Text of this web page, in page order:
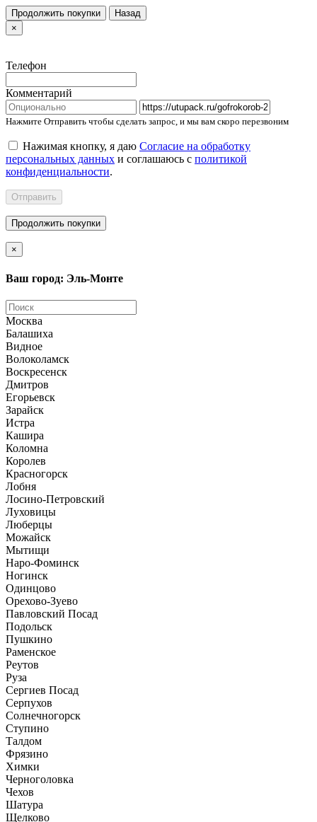
Продолжить покупки
Назад
×
Телефон
Комментарий
Нажмите Отправить чтобы сделать запрос, и мы вам скоро перезвоним
Нажимая кнопку, я даю Согласие на обработку
персональных данных и соглашаюсь с политикой
конфиденциальности.
Отправить
Продолжить покупки
×
Ваш город: Эль-Монте
Москва
Балашиха
Видное
Волоколамск
Воскресенск
Дмитров
Егорьевск
Зарайск
Истра
Кашира
Коломна
Королев
Красногорск
Лобня
Лосино-Петровский
Луховицы
Люберцы
Можайск
Мытищи
Наро-Фоминск
Ногинск
Одинцово
Орехово-Зуево
Павловский Посад
Подольск
Пушкино
Раменское
Реутов
Руза
Сергиев Посад
Серпухов
Солнечногорск
Ступино
Талдом
Фрязино
Химки
Черноголовка
Чехов
Шатура
Щелково